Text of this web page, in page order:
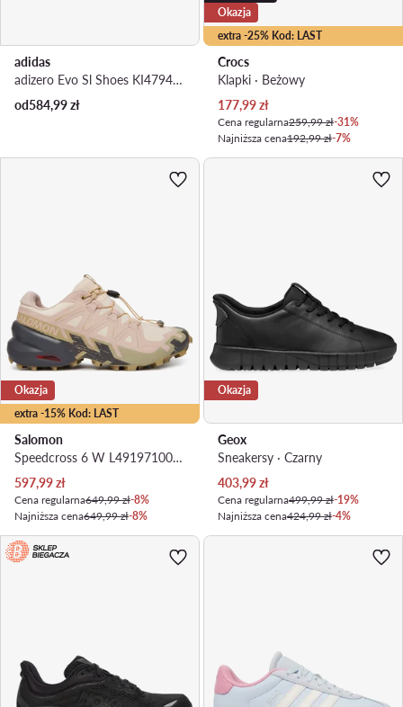
adidas
adizero Evo Sl Shoes KI4794 · Buty do biegania
od584,99zł
extra -25% Kod: LAST
Okazja
Crocs
Klapki · Beżowy
Aktualna cena
177,99zł
Cena regularna259,99 zł-31%
Najniższa cena192,99 zł-7%
extra -15% Kod: LAST
Okazja
Salomon
Speedcross 6 W L49197100 · Buty do biegania
Aktualna cena
597,99zł
Cena regularna649,99 zł-8%
Najniższa cena649,99 zł-8%
Okazja
Geox
Sneakersy · Czarny
Aktualna cena
403,99zł
Cena regularna499,99 zł-19%
Najniższa cena424,99 zł-4%